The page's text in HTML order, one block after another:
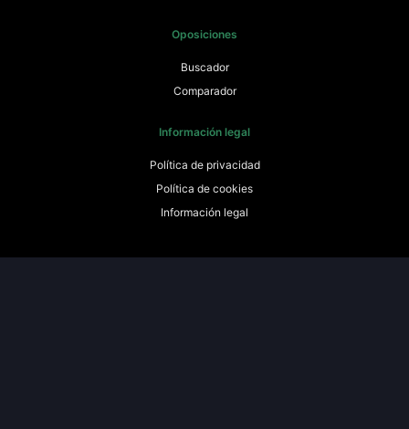
Oposiciones
Buscador
Comparador
Información legal
Política de privacidad
Política de cookies
Información legal